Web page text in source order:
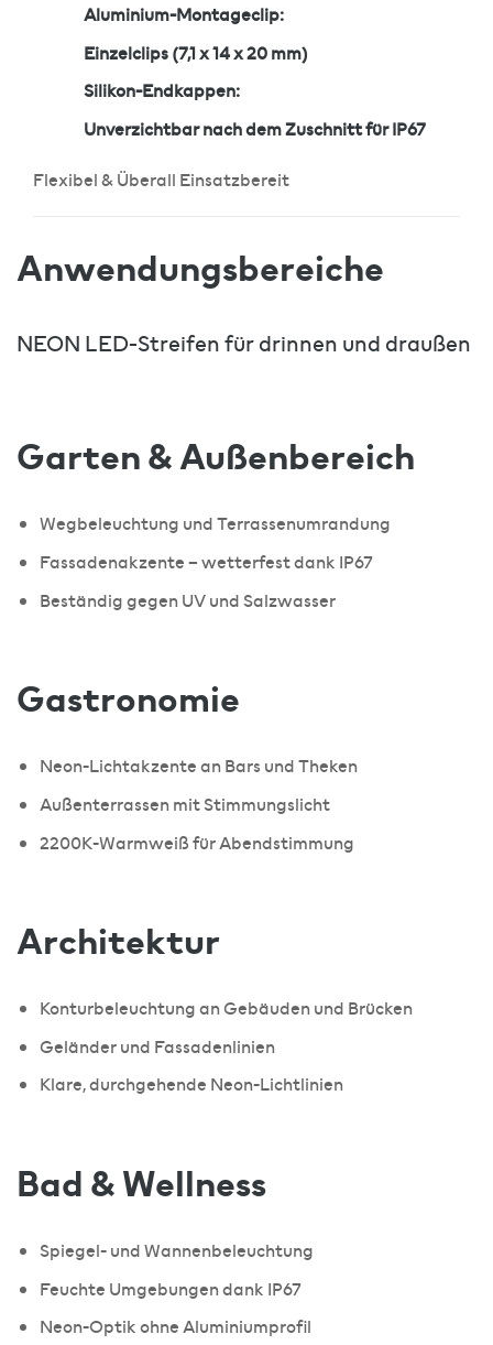
Aluminium-Montageclip:
Einzelclips (7,1 x 14 x 20 mm)
Silikon-Endkappen:
Unverzichtbar nach dem Zuschnitt für IP67
Flexibel & Überall Einsatzbereit
Anwendungsbereiche
NEON LED-Streifen für drinnen und draußen
Garten & Außenbereich
Wegbeleuchtung und Terrassenumrandung
Fassadenakzente – wetterfest dank IP67
Beständig gegen UV und Salzwasser
Gastronomie
Neon-Lichtakzente an Bars und Theken
Außenterrassen mit Stimmungslicht
2200K-Warmweiß für Abendstimmung
Architektur
Konturbeleuchtung an Gebäuden und Brücken
Geländer und Fassadenlinien
Klare, durchgehende Neon-Lichtlinien
Bad & Wellness
Spiegel- und Wannenbeleuchtung
Feuchte Umgebungen dank IP67
Neon-Optik ohne Aluminiumprofil